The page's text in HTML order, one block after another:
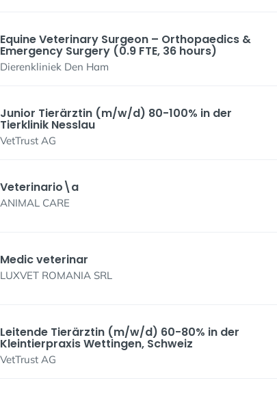
Equine Veterinary Surgeon – Orthopaedics &
Emergency Surgery (0.9 FTE, 36 hours)
Dierenkliniek Den Ham
Junior Tierärztin (m/w/d) 80-100% in der
Tierklinik Nesslau
VetTrust AG
Veterinario\a
ANIMAL CARE
Medic veterinar
LUXVET ROMANIA SRL
Leitende Tierärztin (m/w/d) 60-80% in der
Kleintierpraxis Wettingen, Schweiz
VetTrust AG